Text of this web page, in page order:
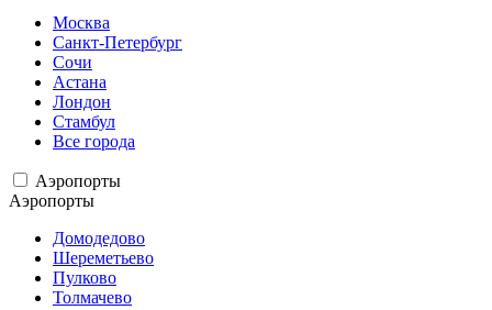
Москва
Санкт-Петербург
Сочи
Астана
Лондон
Стамбул
Все города
Аэропорты
Аэропорты
Домодедово
Шереметьево
Пулково
Толмачево